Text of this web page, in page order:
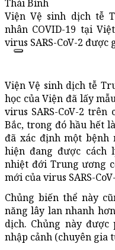
Thái Bình
Viện Vệ sinh dịch tễ
nhân COVID-19 tại
virus SARS-CoV-2
Viện Vệ sinh dịch tễ
học của Viện đã lấy
virus SARS-CoV-2
Bắc, trong đó hầu hết
đã xác định một bệnh
hiện đang được cách
nhiệt đới Trung ương
mới của virus SARS-
Chủng biến thể này
năng lây lan nhanh
dịch. Chủng này
nhập cảnh (chuyên gia